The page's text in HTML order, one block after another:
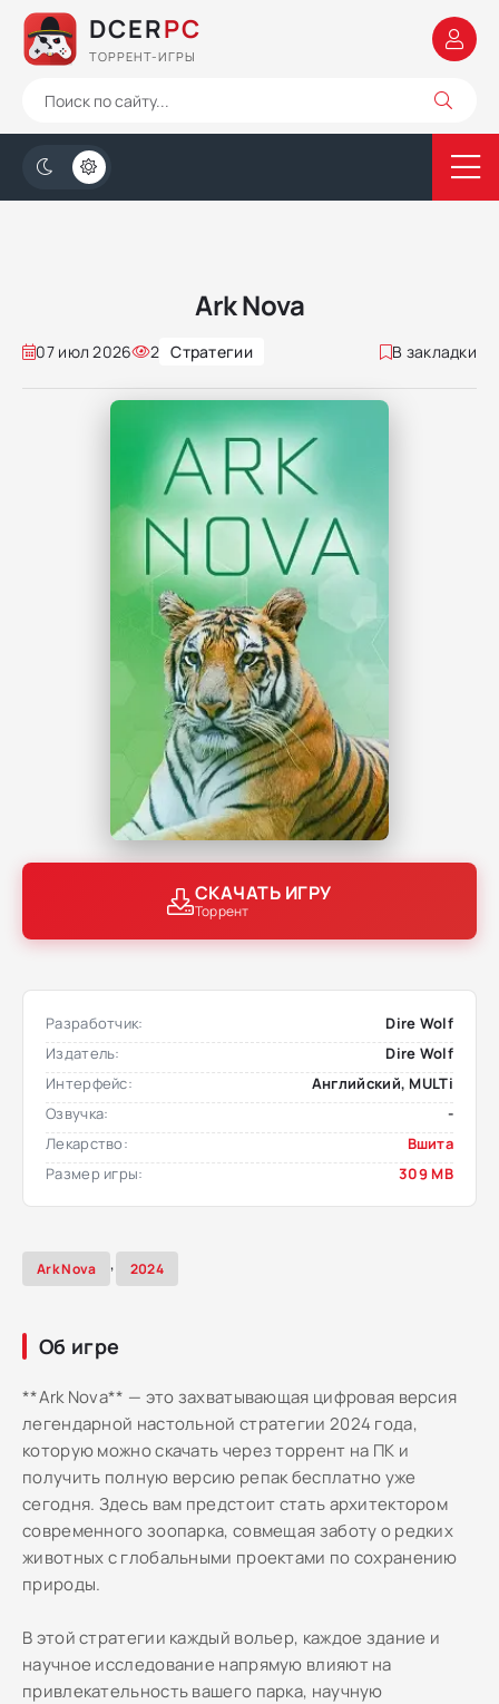
DCERPC
ТОРРЕНТ-ИГРЫ
Ark Nova
07 июл 2026 2 Стратегии В закладки
СКАЧАТЬ ИГРУ
Торрент
Разработчик:
Dire Wolf
Издатель:
Dire Wolf
Интерфейс:
Английский, MULTi
Озвучка:
-
Лекарство:
Вшита
Размер игры:
309 MB
Ark Nova , 2024
Об игре
**Ark Nova** — это захватывающая цифровая версия
легендарной настольной стратегии 2024 года,
которую можно скачать через торрент на ПК и
получить полную версию репак бесплатно уже
сегодня. Здесь вам предстоит стать архитектором
современного зоопарка, совмещая заботу о редких
животных с глобальными проектами по сохранению
природы.
В этой стратегии каждый вольер, каждое здание и
научное исследование напрямую влияют на
привлекательность вашего парка, научную